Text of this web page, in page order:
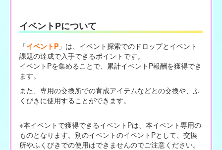
イベントPについて
「イベントP」は、イベント探索でのドロップとイベント
課題の達成で入手できるポイントです。
イベントPを集めることで、累計イベントP報酬を獲得でき
ます。
また、専用の交換所での育成アイテムなどとの交換や、ふ
くびきに使用することができます。
※本イベントで獲得できるイベントPは、本イベント専用の
ものとなります。別のイベントのイベントPとして、交換
所やふくびきでの使用はできませんのでご注意ください。